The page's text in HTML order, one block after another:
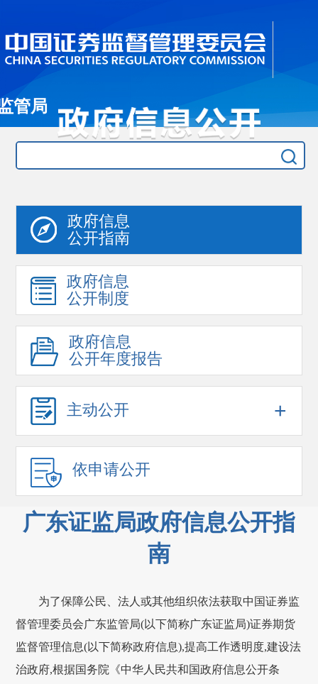
管局
政府信息
公开指南
政府信息
公开制度
政府信息
公开年度报告
主动公开 +
依申请公开
广东证监局政府信息公开指
南
为了保障公民、法人或其他组织依法获取中国证券监
督管理委员会广东监管局(以下简称广东证监局)证券期货
监督管理信息(以下简称政府信息),提高工作透明度,建设法
治政府,根据国务院《中华人民共和国政府信息公开条